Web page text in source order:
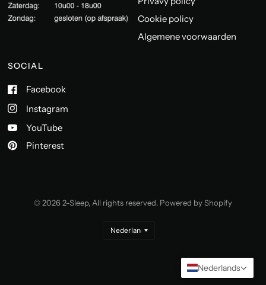
Cookie policy
Algemene voorwaarden
SOCIAL
Facebook
Instagram
YouTube
Pinterest
© 2026 2-Sleep, All rights reserved. Powered by Shopify
Nederlands